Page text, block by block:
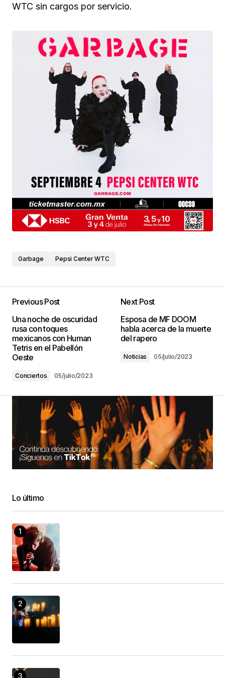
WTC sin cargos por servicio.
Garbage Pepsi Center WTC
Previous Post
Una noche de oscuridad
rusa con toques
mexicanos con Human
Tetris en el Pabellón
Oeste
Conciertos 05/julio/2023
Next Post
Esposa de MF DOOM
habla acerca de la muerte
del rapero
Noticias 05/julio/2023
Lo último